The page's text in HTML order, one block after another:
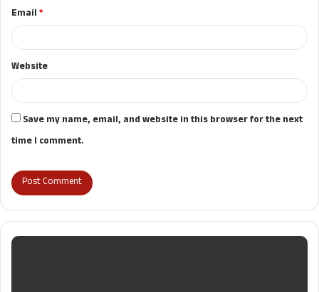
Email*
Website
Save my name, email, and website in this browser for the next
time I comment.